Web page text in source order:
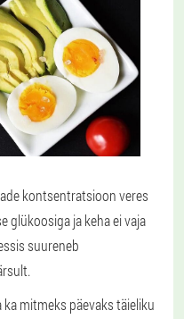
kontsentratsioon veres
glükoosiga ja keha ei vaja
suureneb
mitmeks päevaks täieliku